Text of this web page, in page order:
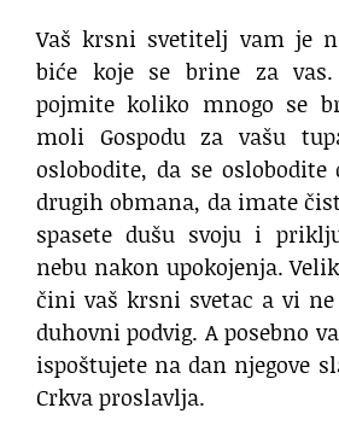
Vaš krsni svetitelj vam je
biće koje se brine za
pojmite koliko mnogo se
moli Gospodu za vašu
oslobodite, da se
drugih obmana, da imate
spasete dušu svoju i
nebu nakon upokojenja.
čini vaš krsni svetac a vi
duhovni podvig. A posebno
ispoštujete na dan njegove
Crkva proslavlja.